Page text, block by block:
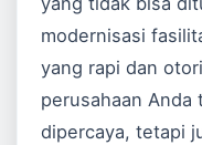
modernisasi
yang rapi dan
perusahaan Anda
dipercaya, tetapi